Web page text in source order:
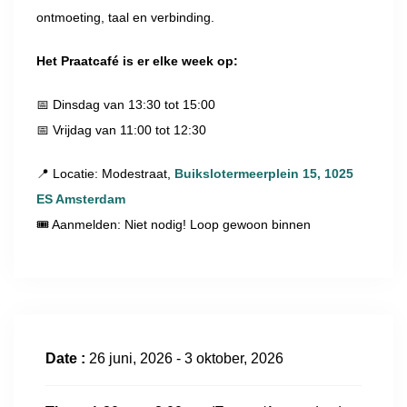
ontmoeting, taal en verbinding.
Het Praatcafé is er elke week op:
📅 Dinsdag van 13:30 tot 15:00
📅 Vrijdag van 11:00 tot 12:30
📍 Locatie: Modestraat, Buikslotermeerplein 15, 1025
ES Amsterdam
🎟 Aanmelden: Niet nodig! Loop gewoon binnen
Date : 26 juni, 2026 - 3 oktober, 2026